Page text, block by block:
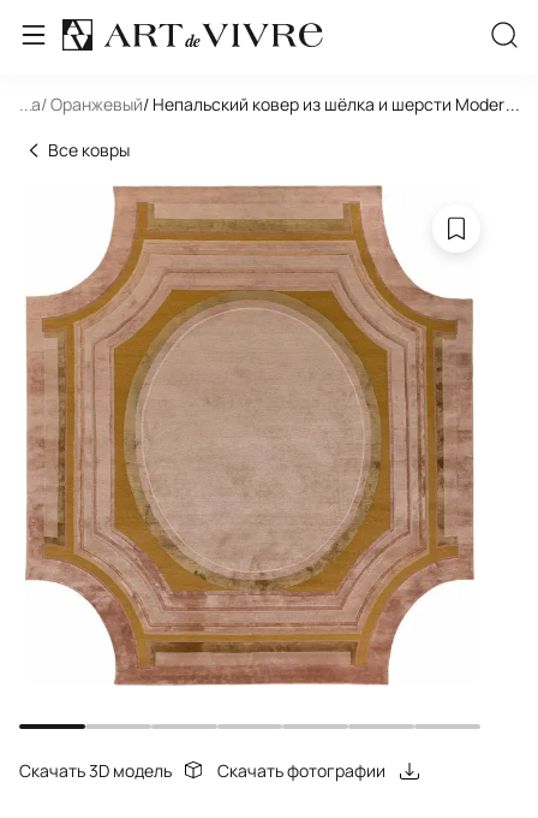
... / Оранжевый/ Непальский ковер из шёлка и шерсти Modern...
Все ковры
Скачать 3D модель Скачать фотографии